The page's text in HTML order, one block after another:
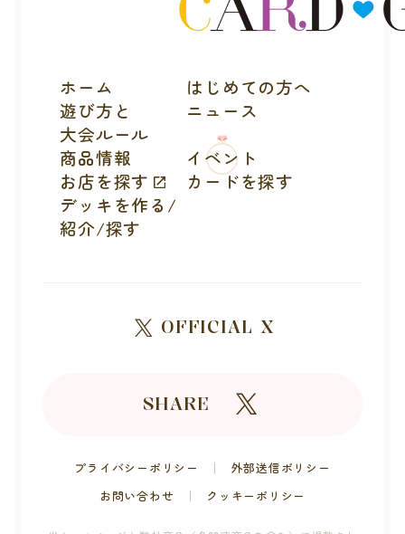
ホーム
はじめての方へ
遊び方と
大会ルール
ニュース
商品情報
イベント
お店を探す
カードを探す
デッキを作る/
紹介/探す
OFFICIAL X
SHARE
プライバシーポリシー
外部送信ポリシー
お問い合わせ
クッキーポリシー